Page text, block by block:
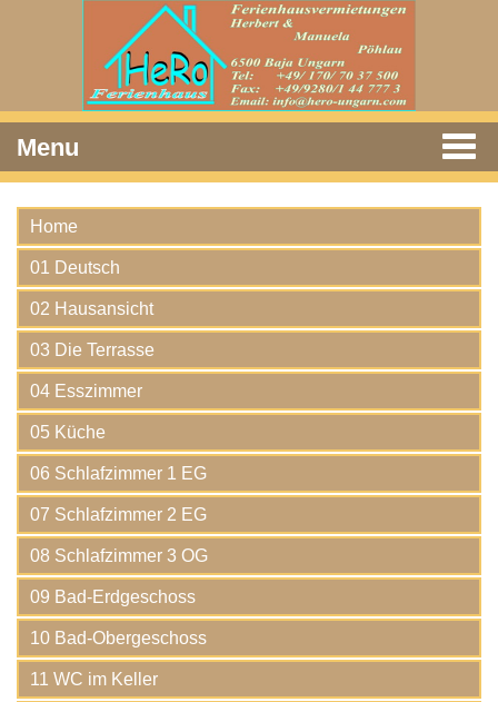
Menu
Home
01 Deutsch
02 Hausansicht
03 Die Terrasse
04 Esszimmer
05 Küche
06 Schlafzimmer 1 EG
07 Schlafzimmer 2 EG
08 Schlafzimmer 3 OG
09 Bad-Erdgeschoss
10 Bad-Obergeschoss
11 WC im Keller